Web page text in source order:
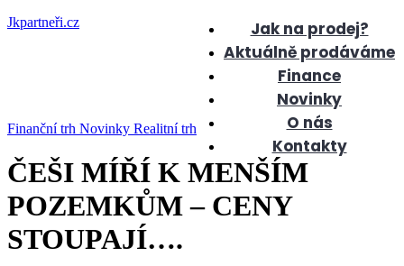
Jkpartneři.cz
Jak na prodej?
Aktuálně prodáváme
Finance
Novinky
O nás
Kontakty
Finanční trh Novinky Realitní trh
ČEŠI MÍŘÍ K MENŠÍM
POZEMKŮM – CENY
STOUPAJÍ….